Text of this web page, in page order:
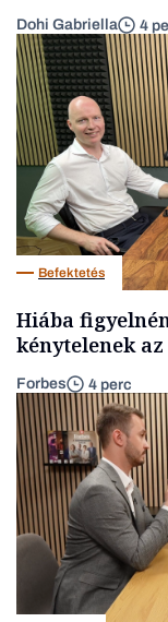
Dohi Gabriella 4
Befektetés
Hiába
kénytelenek
Forbes 4 perc